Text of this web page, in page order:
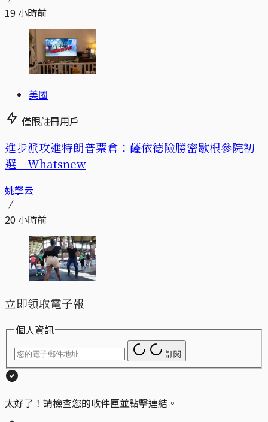
19 小時前
美國
僅限註冊用戶
進步派攻進特朗普票倉：薩依德險勝密歇根參院初
選｜Whatsnew
姚拏云
20 小時前
立即領取電子報
個人資訊
訂閱
太好了！請檢查您的收件匣並點擊連結。